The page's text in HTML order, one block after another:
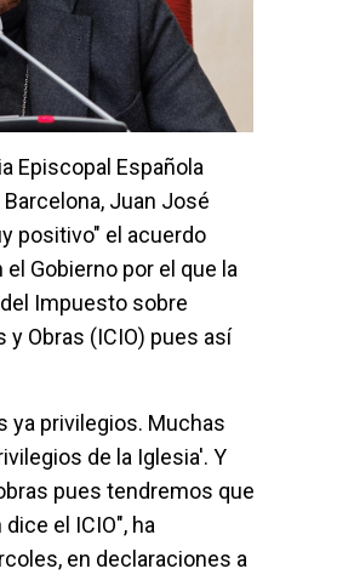
Episcopal Española
Juan José
positivo" el acuerdo
Gobierno por el que la
Impuesto sobre
Obras (ICIO) pues así
ya privilegios. Muchas
de la Iglesia'. Y
pues tendremos que
el ICIO", ha
en declaraciones a